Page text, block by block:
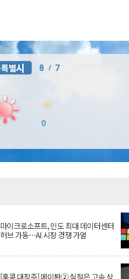
마이크로소프트, 인도 최대 데이터센터
허브 가동…AI 시장 경쟁 가열
[홍콩 대장주] 메이퇀② 실적은 고속 상